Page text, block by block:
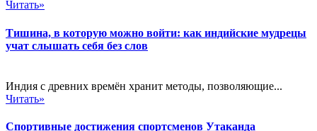
Читать»
Тишина, в которую можно войти: как индийские мудрецы
учат слышать себя без слов
Индия с древних времён хранит методы, позволяющие...
Читать»
Спортивные достижения спортсменов Утаканда